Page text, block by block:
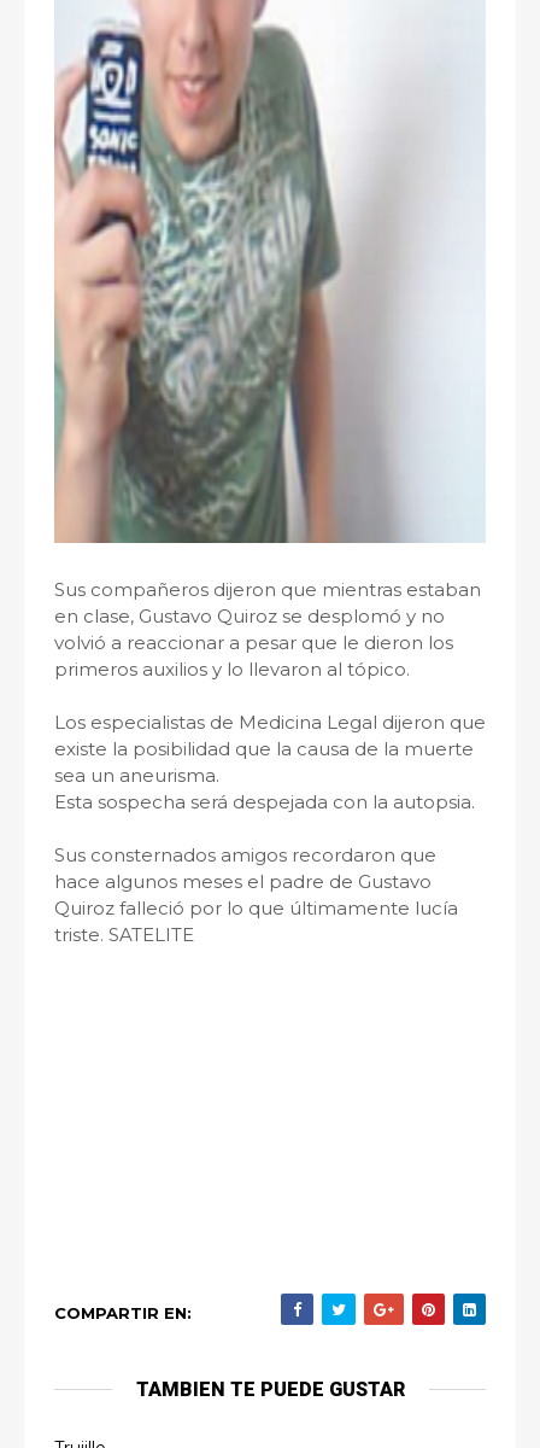
Sus compañeros dijeron que mientras estaban
en clase, Gustavo Quiroz se desplomó y no
volvió a reaccionar a pesar que le dieron los
primeros auxilios y lo llevaron al tópico.
Los especialistas de Medicina Legal dijeron que
existe la posibilidad que la causa de la muerte
sea un aneurisma.
Esta sospecha será despejada con la autopsia.
Sus consternados amigos recordaron que
hace algunos meses el padre de Gustavo
Quiroz falleció por lo que últimamente lucía
triste. SATELITE
COMPARTIR EN:
TAMBIEN TE PUEDE GUSTAR